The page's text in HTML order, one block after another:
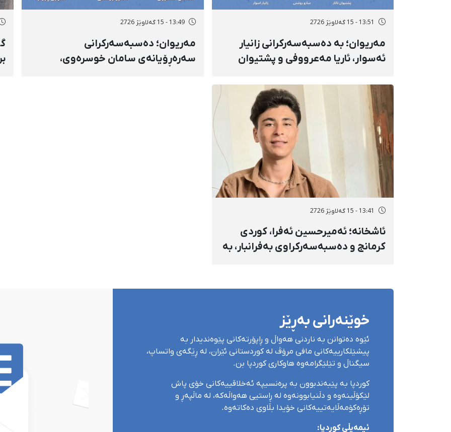
13:51 - 15 گەلاوێژ 2726
مەریوان؛ بە دەسبەسەرکرانی زانیار
ئەسوار، ئاریا مەعرووفی و پشتیوان
سەرەڕۆیانە لە ئاوایی «نێ» بۆ شەش
کەس زیادی کرد
13:49 - 15 گەلاوێژ 2726
مەریوان؛ دەسبەسەرکرانی
سەرەڕۆیانەی سامان خوسرەوی،
13:41 - 15 گەلاوێژ 2726
ئاشخانە؛ ئەمیرحسین ئەفرا، کوردی
کرمانج و دەسبەسەرکراوی بەفرانبار، بە
خوێنەرانی بەڕێز
ئێوە دەتوانن بە ناردنی هەواڵ و ڕاپۆرتەکانی پێوەندیدار بە
پیشێلکارییەکانی مافی مرۆڤ لە کوردستانی ئێران، لە ڕێگەی واتساپ،
سیگناڵ و تێلێگرامەوە هاوکاری کوردپا بن.
کوردپا بە پێبەندبوون بە پرەنسیپە ئەخلاقییەکانی خۆی پاش
لێکۆڵینەوە و دڵنیابوونەوە لە ڕاستیی هەواڵەکە، لە ماڵپەڕ و
تۆڕەکۆمەڵایەتییەکانی خۆیدا بڵاوی دەکاتەوە.
ئیمەیڵی کوردپا: